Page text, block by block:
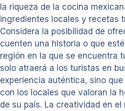
la riqueza de la cocina
ingredientes locales y recetas
Considera la posibilidad de
cuenten una historia o que
región en la que se encuentra
solo atraerá a los turistas en
experiencia auténtica, sino
con los locales que valoran la
de su país. La creatividad en el